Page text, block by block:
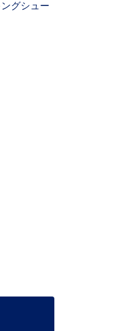
グシュー